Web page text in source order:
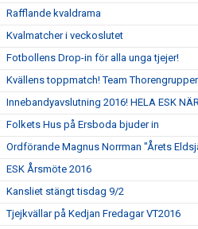
Rafflande kvaldrama
Kvalmatcher i veckoslutet
Fotbollens Drop-in för alla unga tjejer!
Kvällens toppmatch! Team
Innebandyavslutning 2016! HELA ESK
Folkets Hus på Ersboda bjuder in
Ordförande Magnus Norrman "Årets
ESK Årsmöte 2016
Kansliet stängt tisdag 9/2
Tjejkvällar på Kedjan Fredagar VT2016